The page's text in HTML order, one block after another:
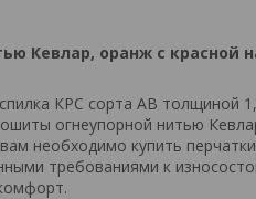
Кевлар, оранж с красной
КРС сорта АВ толщиной
огнеупорной нитью
необходимо купить
требованиями к